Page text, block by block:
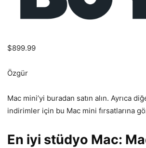
$899.99
Özgür
Mac mini’yi buradan satın alın. Ayrıca
indirimler için bu Mac mini fırsatlarına
En iyi stüdyo Mac: